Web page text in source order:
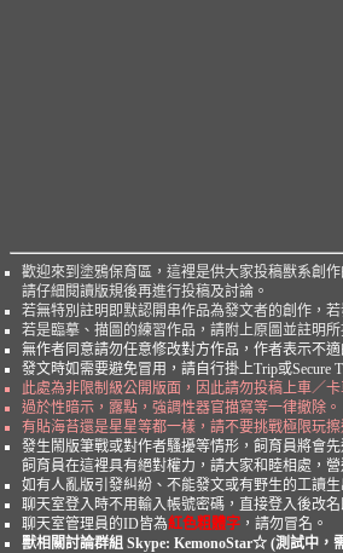
歡迎來到塗鴉保育區，這裡是供大家投稿獸系創
請仔細閱讀版規後再進行投稿及討論。
若無特別註明即默認開串作品為發文者的創作，
若是臨摹、描圖的練習作品，請附上原圖並註明所
無作者同意請勿任意修改對方作品，作者表示不
發文時如需要避免冒用，請自行掛上Trip或Secure
此處為非限制級公開版面，因此請勿投稿上車／卡
過於性暗示，露點，強調性器官描寫等一律撤除。
有貼海苔還是星星等都一樣，請不要挑戰極限玩擦
發生鬧版筆戰或對作者騷擾等情形，飼育員將會
飼育員在這裡具有絕對權力，請大家和睦相處，營
如有人亂版引發糾紛、不能發文或有野生的工讀
聊天室登入時不用輸入帳號密碼，直接登入後改
聊天室管理員的ID皆為紅色粗體字 ，請勿冒名。
獸相關討論群組 Skype: KemonoStar☆ (測試中，